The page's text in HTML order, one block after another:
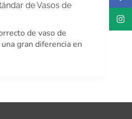
de Vasos de
de vaso de
gran diferencia en